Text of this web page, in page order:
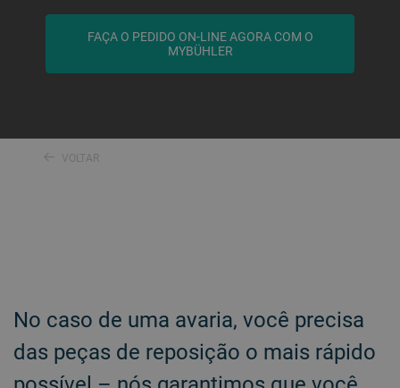
FAÇA O PEDIDO ON-LINE AGORA COM O
MYBÜHLER
VOLTAR
No caso de uma avaria, você precisa
das peças de reposição o mais rápido